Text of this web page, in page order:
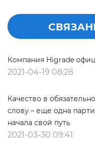
Компания Higrade
2021-04-19 08:28
Качество в
слову – еще одна
начала свой путь
2021-03-30 09:41